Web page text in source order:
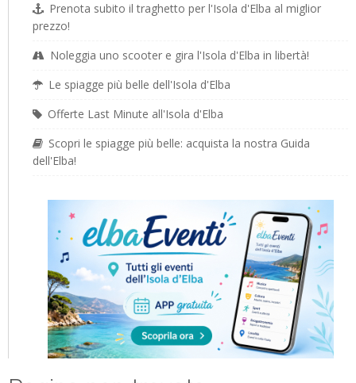
Prenota subito il traghetto per l'Isola d'Elba al miglior
prezzo!
Noleggia uno scooter e gira l'Isola d'Elba in libertà!
Le spiagge più belle dell'Isola d'Elba
Offerte Last Minute all'Isola d'Elba
Scopri le spiagge più belle: acquista la nostra Guida
dell'Elba!